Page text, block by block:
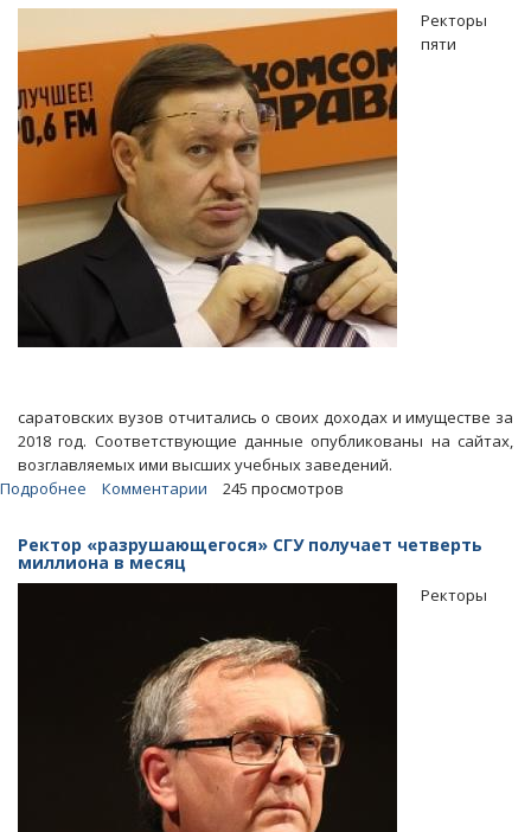
Ректоры
пяти
саратовских вузов отчитались о своих доходах и имуществе за
2018 год. Соответствующие данные опубликованы на сайтах,
возглавляемых ими высших учебных заведений.
Подробнее
саратовский
ректор
рублей
месяц
Комментарии 245 просмотров
Ректор «разрушающегося» СГУ получает четверть
миллиона в месяц
Ректоры